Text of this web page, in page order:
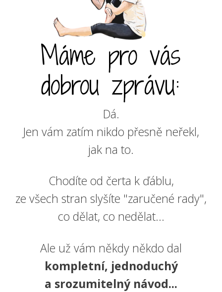
Máme pro vás
dobrou zprávu:
Dá.
Jen vám zatím nikdo přesně neřekl,
jak na to.
Chodíte od čerta k ďáblu,
ze všech stran slyšíte "zaručené rady",
co dělat, co nedělat...
Ale už vám někdy někdo dal
kompletní, jednoduchý
a srozumitelný návod...